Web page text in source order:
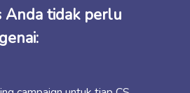
Anda tidak perlu